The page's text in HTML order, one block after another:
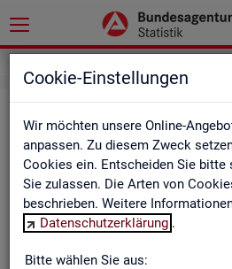
Cookie-Einstellungen
Wir möchten unsere Online-
anpassen. Zu diesem Zweck
Cookies ein. Entscheiden Sie bitte
Sie zulassen. Die Arten von
beschrieben. Weitere
Datenschutzerklärung .
Bitte wählen Sie aus:
Be­ru­fe auf
Die Dia­gram­me und Ta­bel­len
ent­hal­ten In­for­ma­tio­nen zu den
gelt, Ar­beits­lo­sig­keit, ge­mel­de­te
te­be­darf aller Be­ru­fe sowie der
fe­ren­ziert nach dem
Deutsch­land, Län­der und